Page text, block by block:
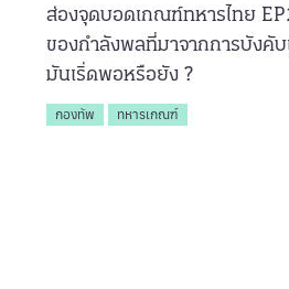
ส่องจุดบอดเกณฑ์ทหารไทย
ของกำลังพลที่มาจากการบังคั
มันเริ่ดพอหรือยัง ?
กองทัพ ทหารเกณฑ์